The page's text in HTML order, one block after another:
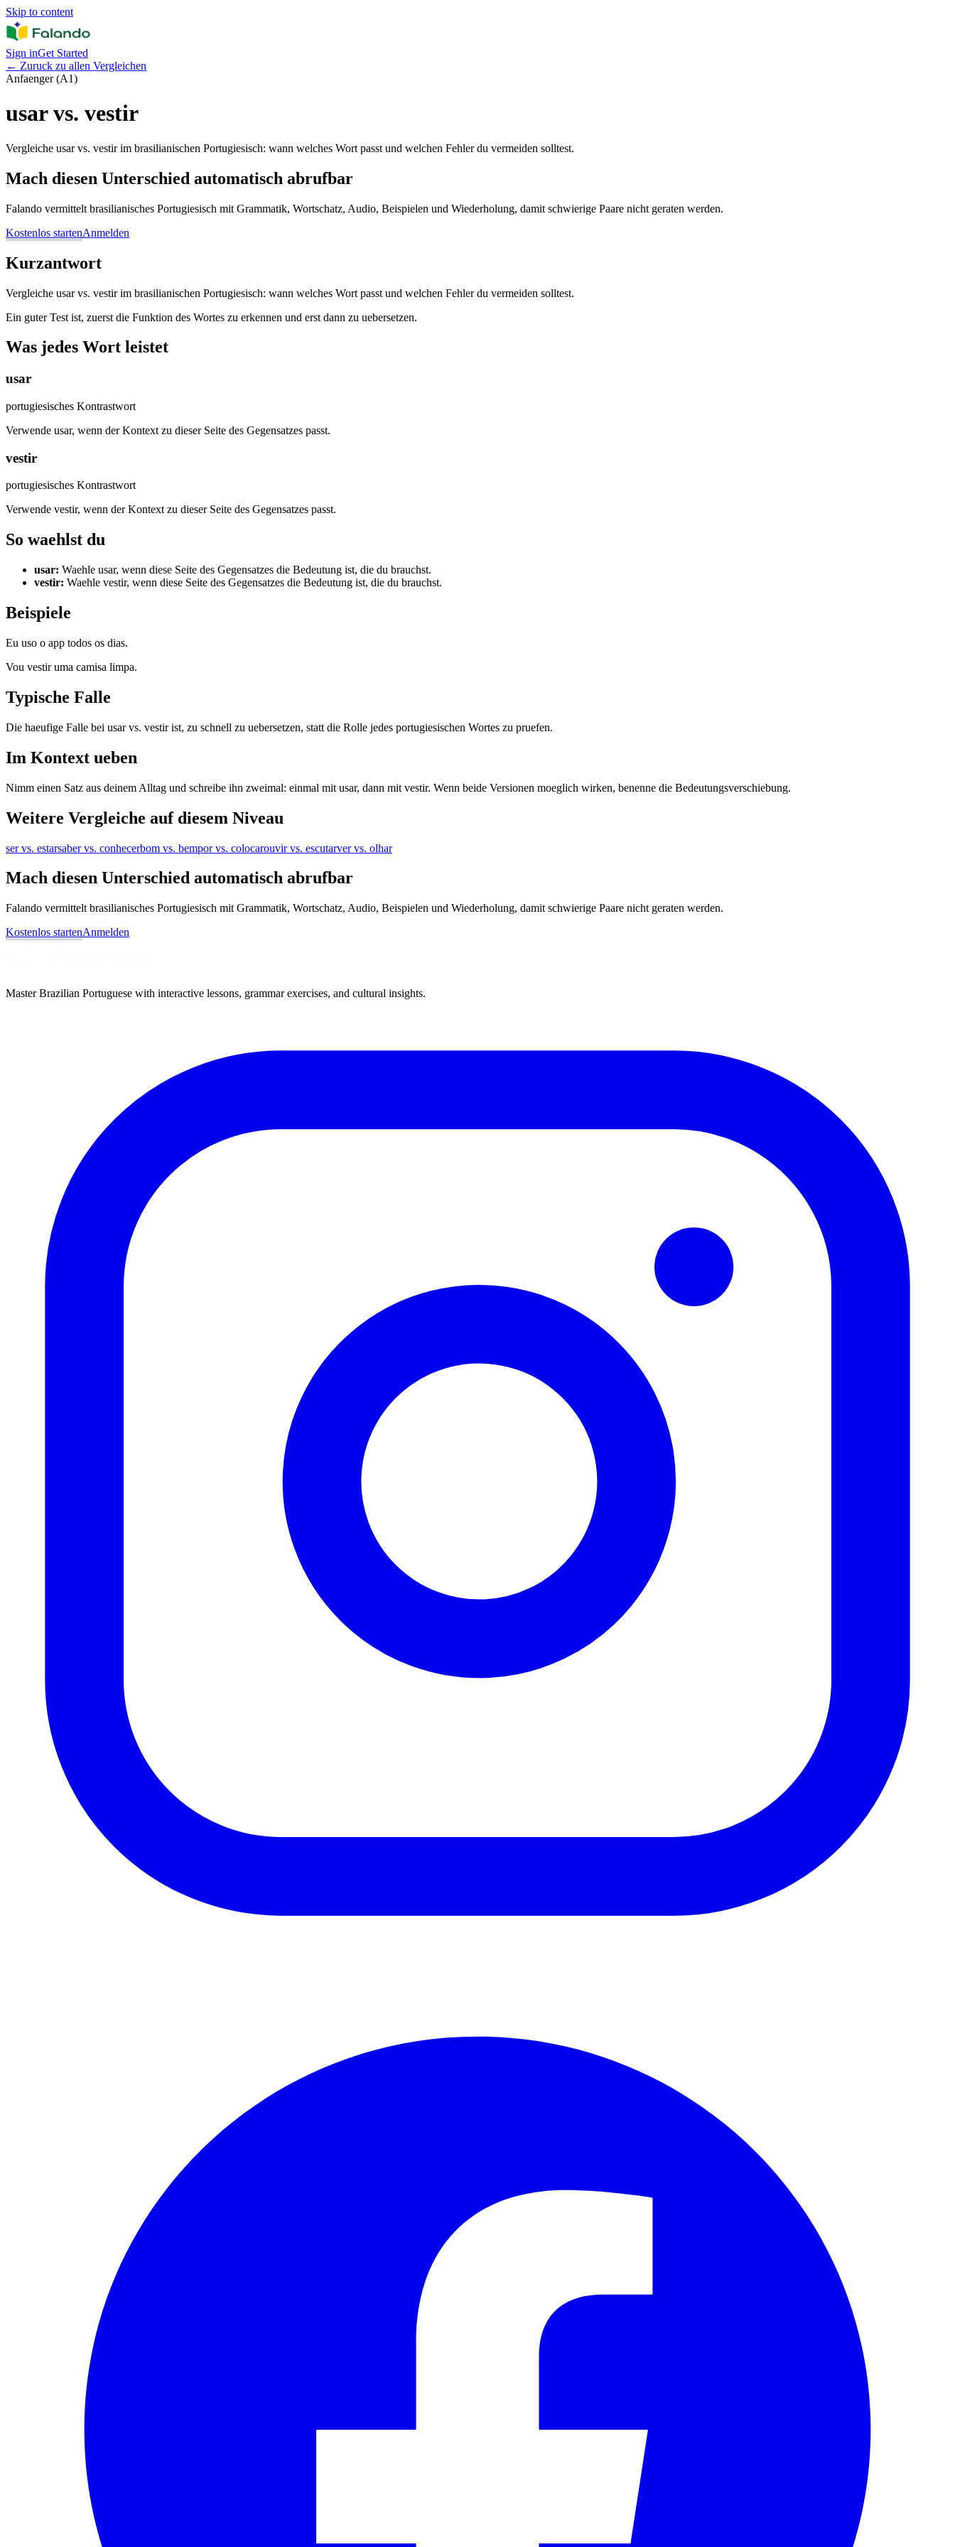
Skip to content
Sign inGet Started
← Zuruck zu allen Vergleichen
Anfaenger (A1)
usar vs. vestir
Vergleiche usar vs. vestir im brasilianischen Portugiesisch: wann welches Wort passt und welchen Fehler du vermeiden solltest.
Mach diesen Unterschied automatisch abrufbar
Falando vermittelt brasilianisches Portugiesisch mit Grammatik, Wortschatz, Audio, Beispielen und Wiederholung, damit schwierige Paare nicht geraten werden.
Kostenlos startenAnmelden
Kurzantwort
Vergleiche usar vs. vestir im brasilianischen Portugiesisch: wann welches Wort passt und welchen Fehler du vermeiden solltest.
Ein guter Test ist, zuerst die Funktion des Wortes zu erkennen und erst dann zu uebersetzen.
Was jedes Wort leistet
usar
portugiesisches Kontrastwort
Verwende usar, wenn der Kontext zu dieser Seite des Gegensatzes passt.
vestir
portugiesisches Kontrastwort
Verwende vestir, wenn der Kontext zu dieser Seite des Gegensatzes passt.
So waehlst du
usar: Waehle usar, wenn diese Seite des Gegensatzes die Bedeutung ist, die du brauchst.
vestir: Waehle vestir, wenn diese Seite des Gegensatzes die Bedeutung ist, die du brauchst.
Beispiele
Eu uso o app todos os dias.
Vou vestir uma camisa limpa.
Typische Falle
Die haeufige Falle bei usar vs. vestir ist, zu schnell zu uebersetzen, statt die Rolle jedes portugiesischen Wortes zu pruefen.
Im Kontext ueben
Nimm einen Satz aus deinem Alltag und schreibe ihn zweimal: einmal mit usar, dann mit vestir. Wenn beide Versionen moeglich wirken, benenne die Bedeutungsverschiebung.
Weitere Vergleiche auf diesem Niveau
ser vs. estarsaber vs. conhecerbom vs. bempor vs. colocarouvir vs. escutarver vs. olhar
Mach diesen Unterschied automatisch abrufbar
Falando vermittelt brasilianisches Portugiesisch mit Grammatik, Wortschatz, Audio, Beispielen und Wiederholung, damit schwierige Paare nicht geraten werden.
Kostenlos startenAnmelden
Master Brazilian Portuguese with interactive lessons, grammar exercises, and cultural insights.